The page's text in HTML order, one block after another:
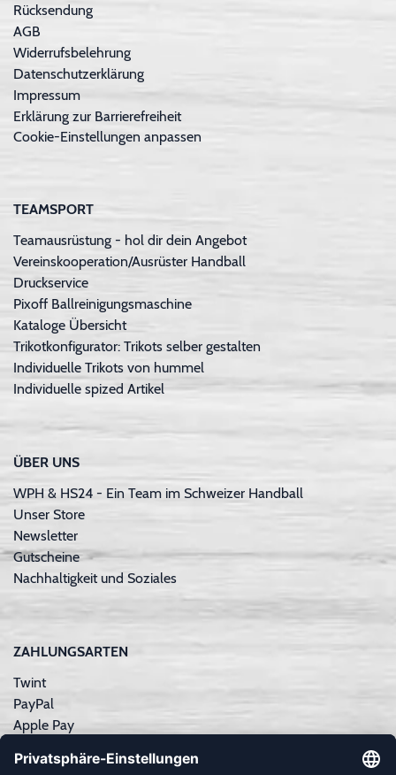
Rücksendung
AGB
Widerrufsbelehrung
Datenschutzerklärung
Impressum
Erklärung zur Barrierefreiheit
Cookie-Einstellungen anpassen
TEAMSPORT
Teamausrüstung - hol dir dein Angebot
Vereinskooperation/Ausrüster Handball
Druckservice
Pixoff Ballreinigungsmaschine
Kataloge Übersicht
Trikotkonfigurator: Trikots selber gestalten
Individuelle Trikots von hummel
Individuelle spized Artikel
ÜBER UNS
WPH & HS24 - Ein Team im Schweizer Handball
Unser Store
Newsletter
Gutscheine
Nachhaltigkeit und Soziales
ZAHLUNGSARTEN
Twint
PayPal
Apple Pay
Kreditkarte